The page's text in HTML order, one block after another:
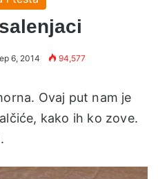
6, 2014 94,577
Ovaj put nam je
kako ih ko zove.